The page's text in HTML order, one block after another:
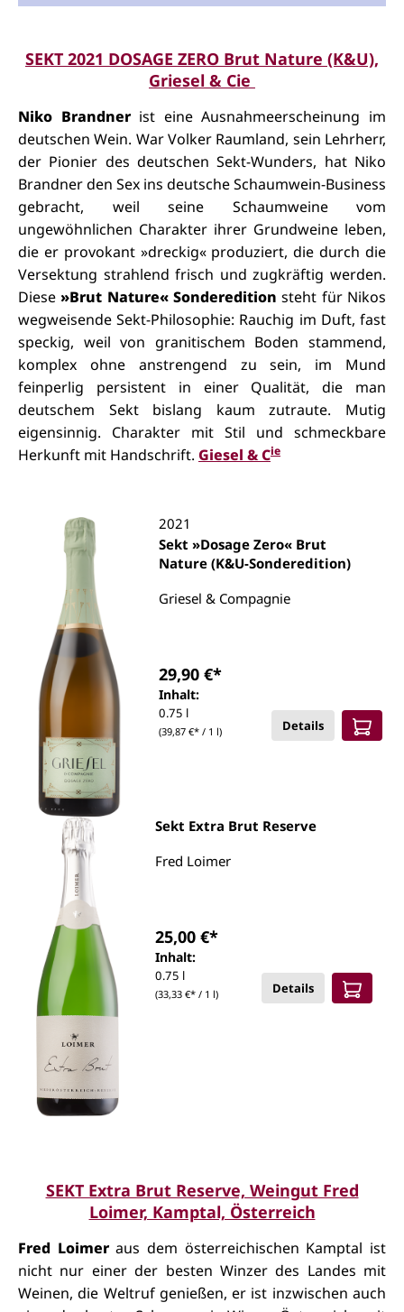
SEKT 2021 DOSAGE ZERO Brut Nature (K&U),
Griesel & Cie
Niko Brandnerist eine Ausnahmeerscheinung im
deutschen Wein. War Volker Raumland, sein Lehrherr,
der Pionier des deutschen Sekt-Wunders, hat Niko
Brandner den Sex ins deutsche Schaumwein-Business
gebracht, weil seine Schaumweine vom
ungewöhnlichen Charakter ihrer Grundweine leben,
die er provokant »dreckig« produziert, die durch die
Versektung strahlend frisch und zugkräftig werden.
Diese»Brut Nature« Sonderedition steht für Nikos
wegweisende Sekt-Philosophie: Rauchig im Duft, fast
speckig, weil von granitischem Boden stammend,
komplex ohne anstrengend zu sein, im Mund
feinperlig persistent in einer Qualität, die man
deutschem Sekt bislang kaum zutraute. Mutig
eigensinnig. Charakter mit Stil und schmeckbare
Herkunft mit Handschrift. Giesel & Cie
2021
Sekt »Dosage Zero« Brut
Nature (K&U-Sonderedition)
Griesel & Compagnie
Inhalt:
0.75 l
(39,87 €* / 1 l)
29,90 €*
Details
Sekt Extra Brut Reserve
Fred Loimer
Inhalt:
0.75 l
(33,33 €* / 1 l)
25,00 €*
Details
SEKT Extra Brut Reserve, Weingut Fred
Loimer, Kamptal, Österreich
Fred Loimeraus dem österreichischen Kamptal ist
nicht nur einer der besten Winzer des Landes mit
Weinen, die Weltruf genießen, er ist inzwischen auch